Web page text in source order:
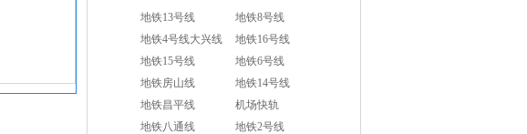
地铁13号线
地铁8号线
地铁4号线大兴线
地铁16号线
地铁15号线
地铁6号线
地铁房山线
地铁14号线
地铁昌平线
机场快轨
地铁八通线
地铁2号线